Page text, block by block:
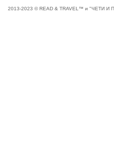
2013-2023 © READ & TRAVEL™ и "ЧЕТИ И